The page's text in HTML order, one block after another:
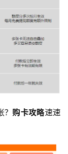
购卡攻略速速